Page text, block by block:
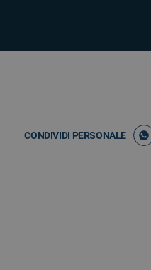
CONDIVIDI PERSONALE